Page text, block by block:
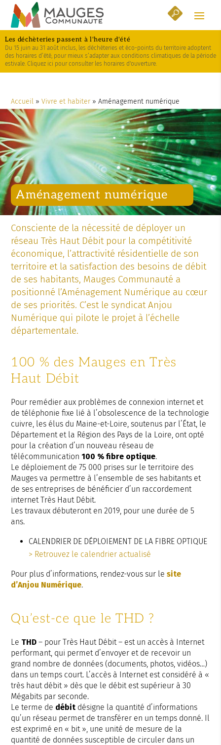
Skip
Aller
navigation
Plan
Les déchèteries passent à l'heure d'été
Du 15 juin au 31 août inclus, les déchèteries et éco-points du territoire adoptent
des horaires d’été, pour mieux s’adapter aux conditions climatiques de la période
estivale. Cliquez ici pour consulter les horaires d'ouverture.
Accueil »Vivre et habiter »Aménagement numérique
Aménagement numérique
Consciente de la nécessité de déployer un
réseau Très Haut Débit pour la compétitivité
économique, l’attractivité résidentielle de son
territoire et la satisfaction des besoins de débit
de ses habitants, Mauges Communauté a
positionné l’Aménagement Numérique au cœur
de ses priorités. C’est le syndicat Anjou
Numérique qui pilote le projet à l’échelle
départementale.
100 % des Mauges en Très
Haut Débit
Pour remédier aux problèmes de connexion internet et
de téléphonie fixe lié à l’obsolescence de la technologie
cuivre, les élus du Maine-et-Loire, soutenus par l’État, le
Département et la Région des Pays de la Loire, ont opté
pour la création d’un nouveau réseau de
télécommunication100 % fibre optique.
Le déploiement de 75 000 prises sur le territoire des
Mauges va permettre à l’ensemble de ses habitants et
de ses entreprises de bénéficier d’un raccordement
internet Très Haut Débit.
Les travaux débuteront en 2019, pour une durée de 5
ans.
CALENDRIER DE DÉPLOIEMENT DE LA FIBRE OPTIQUE
> Retrouvez le calendrier actualisé
Pour plus d’informations, rendez-vous sur lesite
d’Anjou Numérique.
Qu’est-ce que le THD ?
Le THD – pour Très Haut Débit – est un accès à Internet
performant, qui permet d’envoyer et de recevoir un
grand nombre de données (documents, photos, vidéos…)
dans un temps court. L’accès à Internet est considéré à «
très haut débit » dès que le débit est supérieur à 30
Mégabits par seconde.
Le terme de débit désigne la quantité d’informations
qu’un réseau permet de transférer en un temps donné. Il
est exprimé en « bit », une unité de mesure de la
quantité de données susceptible de circuler dans un